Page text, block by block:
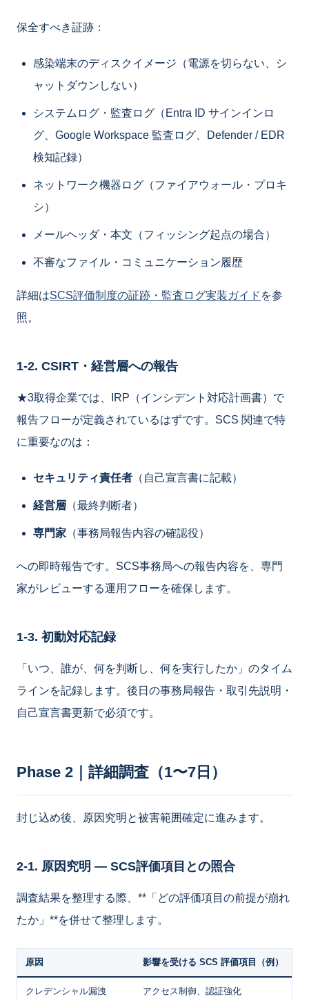
保全すべき証跡：
感染端末のディスクイメージ（電源を切らない、シ
ャットダウンしない）
システムログ・監査ログ（Entra ID サインインロ
グ、Google Workspace 監査ログ、Defender / EDR
検知記録）
ネットワーク機器ログ（ファイアウォール・プロキ
シ）
メールヘッダ・本文（フィッシング起点の場合）
不審なファイル・コミュニケーション履歴
詳細はSCS評価制度の証跡・監査ログ実装ガイド を参
照。
1-2. CSIRT・経営層への報告
★3取得企業では、IRP（インシデント対応計画書）で
報告フローが定義されているはずです。SCS 関連で特
に重要なのは：
セキュリティ責任者 （自己宣言書に記載）
経営層 （最終判断者）
専門家 （事務局報告内容の確認役）
への即時報告です。SCS事務局への報告内容を、専門
家がレビューする運用フローを確保します。
1-3. 初動対応記録
「いつ、誰が、何を判断し、何を実行したか」のタイム
ラインを記録します。後日の事務局報告・取引先説明・
自己宣言書更新で必須です。
Phase 2｜詳細調査（1〜7日）
封じ込め後、原因究明と被害範囲確定に進みます。
2-1. 原因究明 ― SCS評価項目との照合
調査結果を整理する際、**「どの評価項目の前提が崩れ
たか」**を併せて整理します。
原因 影響を受ける SCS 評価項目（例）
クレデンシャル漏洩
アクセス制御、認証強化